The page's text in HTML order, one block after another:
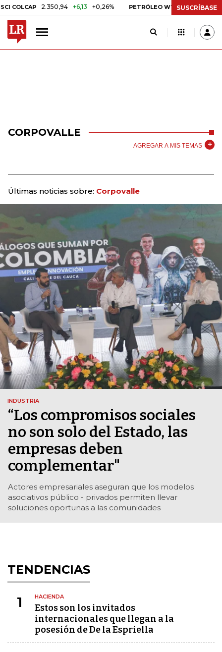
2.350,94 +6,13 +0,26% PETRÓLEO WTI US$ 78,01 US$
SUSCRÍBASE
CORPOVALLE
AGREGAR A MIS TEMAS
Últimas noticias sobre: Corpovalle
INDUSTRIA
“Los compromisos sociales
no son solo del Estado, las
empresas deben
complementar"
Actores empresariales aseguran que los modelos
asociativos público - privados permiten llevar
soluciones oportunas a las comunidades
TENDENCIAS
1 HACIENDA
Estos son los invitados
internacionales que llegan a la
posesión de De la Espriella